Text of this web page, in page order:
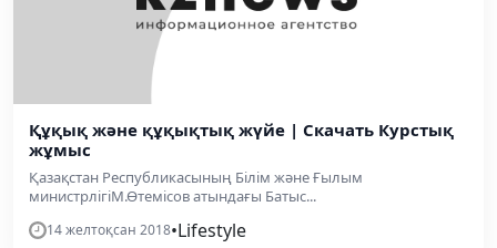
Құқық және құқықтық жүйе | Скачать Курстық
жұмыс
Қазақстан Республикасының Білім және Ғылым
министрлігіМ.Өтемісов атындағы Батыс...
14 желтоқсан 2018•Lifestyle